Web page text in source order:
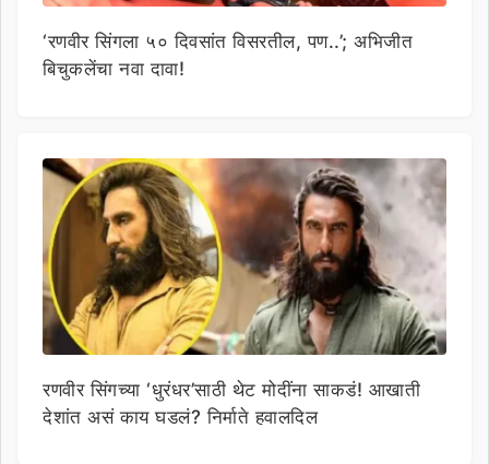
‘रणवीर सिंगला ५० दिवसांत विसरतील, पण..’; अभिजीत
बिचुकलेंचा नवा दावा!
रणवीर सिंगच्या ‘धुरंधर’साठी थेट मोदींना साकडं! आखाती
देशांत असं काय घडलं? निर्माते हवालदिल